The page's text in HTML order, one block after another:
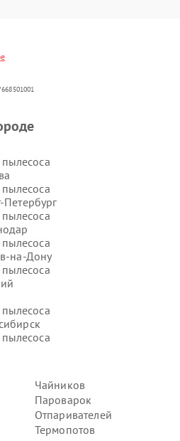
Чайников
Пароварок
Отпаривателей
Термопотов
пылесоса
пылесоса
Петербург
пылесоса
пылесоса
на-Дону
пылесоса
пылесоса
пылесоса
пылесоса
пылесоса